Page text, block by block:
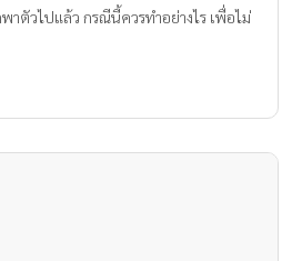
ตัวไปแล้ว กรณีนี้ควรทำอย่างไร เพื่อไม่
ย่างไรได้บ้าง เช่น พ่อแม่ฝากลูกให้ตา
ต่วันหนึ่งจะรับลูกกลับไปเลี้ยงเอง